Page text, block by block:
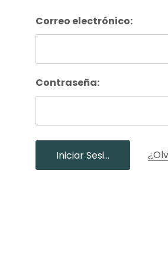
Correo electrónico:
Contraseña: